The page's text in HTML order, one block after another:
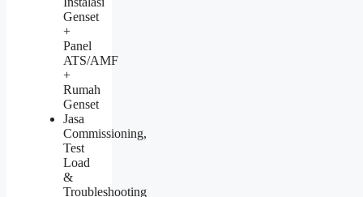
Genset
+
Panel
ATS/AMF
+
Rumah
Genset
Jasa
Commissioning,
Test
Load
&
Troubleshooting